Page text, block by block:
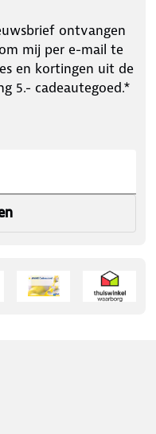
ontvangen
mij per e-mail te
en kortingen uit de
5.- cadeautegoed.*